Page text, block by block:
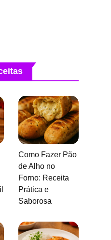
Como Fazer Pão
de Alho no
Forno: Receita
Prática e
Saborosa